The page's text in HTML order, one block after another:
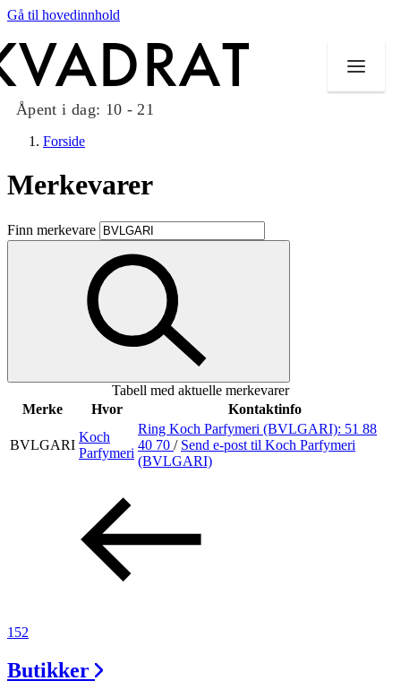
Gå til hovedinnhold
Åpent i dag: 10 - 21
Butikker
Mat og drikke
Taket på Kvadrat
Aktiviteter
Inspirasjon
Åpningstider
Forside
Merkevarer
Finn merkevare
Tabell med aktuelle merkevarer
Merke
Hvor Kontaktinfo
BVLGARI
Koch
Parfymeri
Ring Koch Parfymeri (BVLGARI): 51 88
40 70 / Send e-post til Koch Parfymeri
(BVLGARI)
152
Butikker